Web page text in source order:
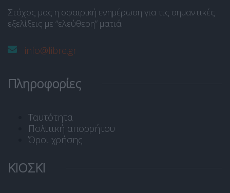
Στόχος μας η σφαιρική ενημέρωση για τις σημαντικές
εξελίξεις με “ελεύθερη” ματιά.
info@libre.gr
Πληροφορίες
Ταυτότητα
Πολιτική απορρήτου
Όροι χρήσης
ΚΙΟΣΚΙ